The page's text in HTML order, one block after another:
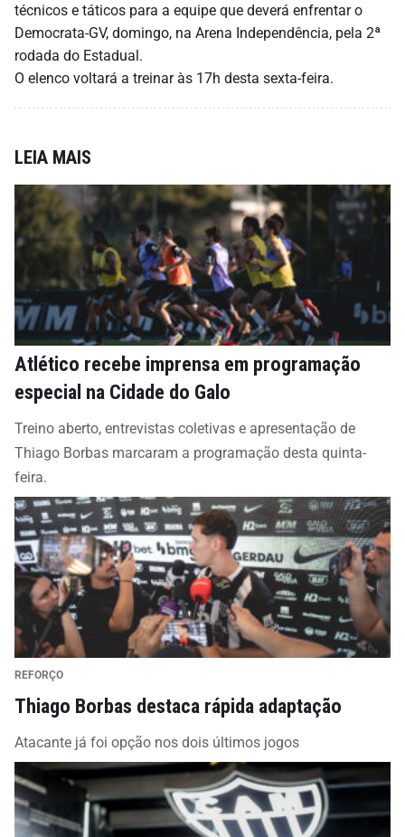
técnicos e táticos para a equipe que deverá enfrentar o
Democrata-GV, domingo, na Arena Independência, pela 2ª
rodada do Estadual.
O elenco voltará a treinar às 17h desta sexta-feira.
LEIA MAIS
Atlético recebe imprensa em programação
especial na Cidade do Galo
Treino aberto, entrevistas coletivas e apresentação de
Thiago Borbas marcaram a programação desta quinta-
feira.
REFORÇO
Thiago Borbas destaca rápida adaptação
Atacante já foi opção nos dois últimos jogos